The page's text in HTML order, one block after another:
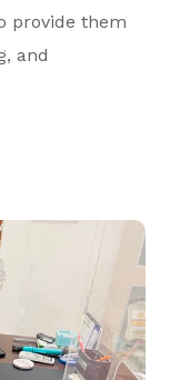
provide them
and